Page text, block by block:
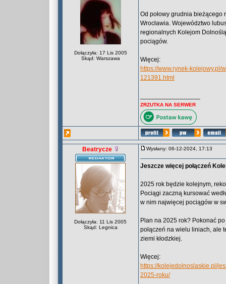
Dołączyła: 17 Lis 2005
Skąd: Warszawa
Od połowy grudnia bieżącego
Wrocławia. Województwo
regionalnych Kolejom
pociągów.
Więcej:
https://www.rynek-
121391.html
ZRZUTKA NA SERWER
Beatrycze
Dołączyła: 11 Lis 2005
Skąd: Legnica
Wysłany: 06-12-2024, 17:13
Jeszcze więcej połączeń
2025 rok będzie kolejnym,
Pociągi zaczną kursować
w nim najwięcej pociągów w
Plan na 2025 rok? Pokonać
połączeń na wielu liniach, ale
ziemi kłodzkiej.
Więcej:
https://kolejedolnoslaskie.pl/
2025-roku/